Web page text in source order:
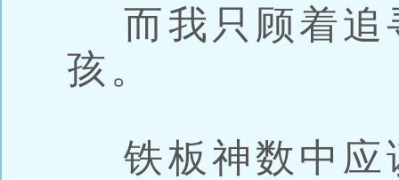
而我只顾着追
孩。
铁板神数中应